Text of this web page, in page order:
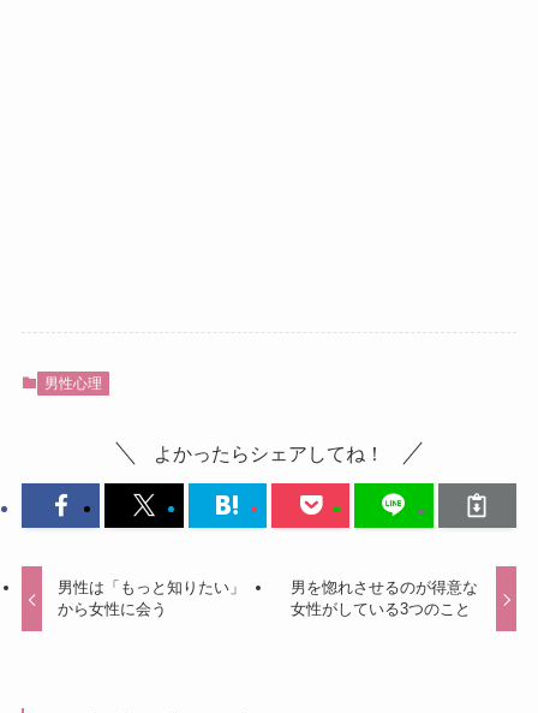
男性心理
よかったらシェアしてね！
男性は「もっと知りたい」
から女性に会う
男を惚れさせるのが得意な
女性がしている3つのこと